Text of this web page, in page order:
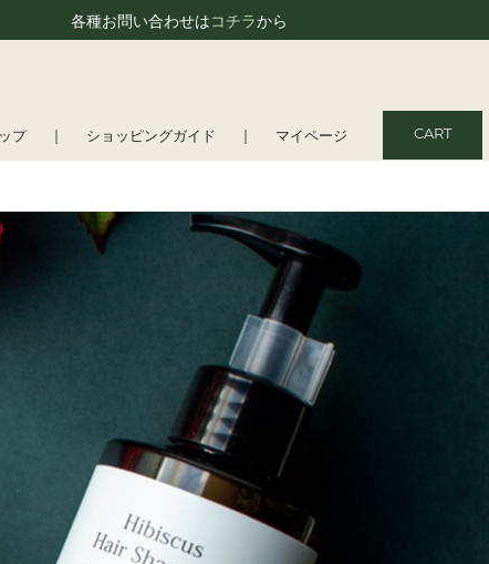
各種お問い合わせはコチラから
プ ショッピングガイド マイページ CART